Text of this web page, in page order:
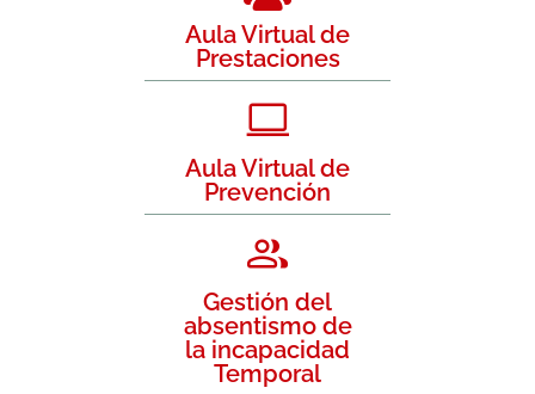
Aula Virtual de
Prestaciones
Aula Virtual de
Prevención
Gestión del
absentismo de
la incapacidad
Temporal